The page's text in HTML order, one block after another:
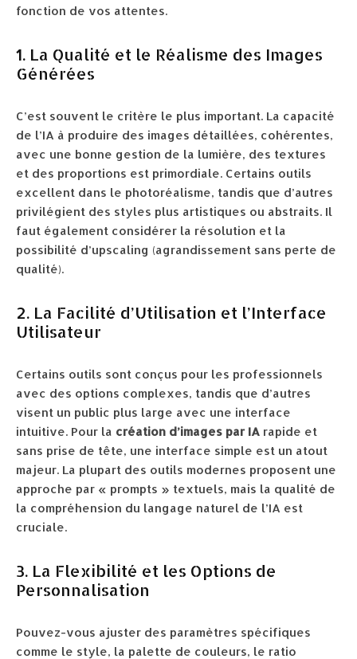
fonction de vos attentes.
1. La Qualité et le Réalisme des Images
Générées
C’est souvent le critère le plus important. La capacité
de l’IA à produire des images détaillées, cohérentes,
avec une bonne gestion de la lumière, des textures
et des proportions est primordiale. Certains outils
excellent dans le photoréalisme, tandis que d’autres
privilégient des styles plus artistiques ou abstraits. Il
faut également considérer la résolution et la
possibilité d’upscaling (agrandissement sans perte de
qualité).
2. La Facilité d’Utilisation et l’Interface
Utilisateur
Certains outils sont conçus pour les professionnels
avec des options complexes, tandis que d’autres
visent un public plus large avec une interface
intuitive. Pour la création d’images par IA rapide et
sans prise de tête, une interface simple est un atout
majeur. La plupart des outils modernes proposent une
approche par « prompts » textuels, mais la qualité de
la compréhension du langage naturel de l’IA est
cruciale.
3. La Flexibilité et les Options de
Personnalisation
Pouvez-vous ajuster des paramètres spécifiques
comme le style, la palette de couleurs, le ratio